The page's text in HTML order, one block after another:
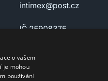
intimex@post.cz
IČ 25908375
o vašem
je mohou
používání